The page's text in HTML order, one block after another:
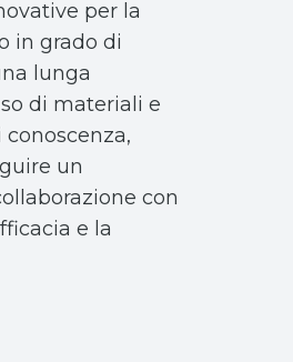
per la
in grado di
lunga
di materiali e
un
con
e la